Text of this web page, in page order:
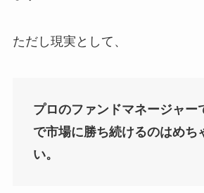
ただし現実として、
プロのファンドマネージャー
で市場に勝ち続けるのはめち
い。